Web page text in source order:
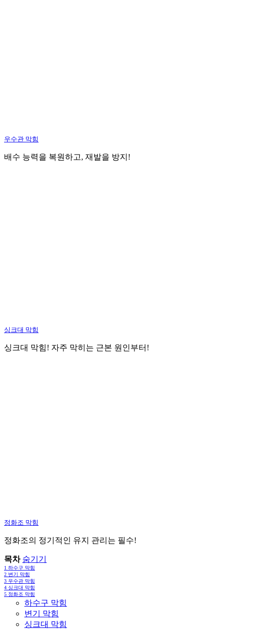
우수관 막힘
배수 능력을 복원하고, 재발을 방지!
싱크대 막힘
싱크대 막힘! 자주 막히는 근본 원인부터!
정화조 막힘
정화조의 정기적인 유지 관리는 필수!
목차 숨기기
1 하수구 막힘
2 변기 막힘
3 우수관 막힘
4 싱크대 막힘
5 정화조 막힘
하수구 막힘
변기 막힘
싱크대 막힘